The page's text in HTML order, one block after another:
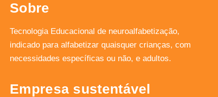
Sobre
Tecnologia Educacional de neuroalfabetização,
indicado para alfabetizar quaisquer crianças, com
necessidades específicas ou não, e adultos.
Empresa sustentável